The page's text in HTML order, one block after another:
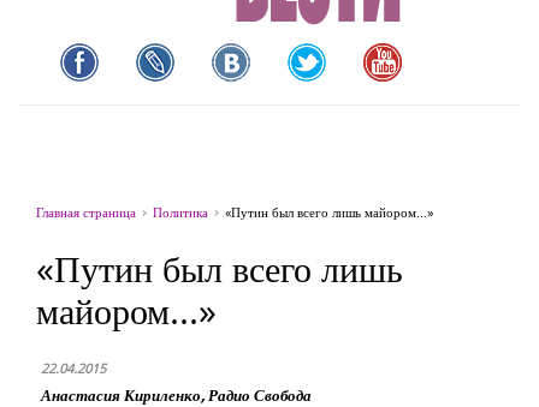
Главная страница Политика «Путин был всего лишь майором...»
«Путин был всего лишь
майором...»
22.04.2015
Анастасия Кириленко, Радио Свобода